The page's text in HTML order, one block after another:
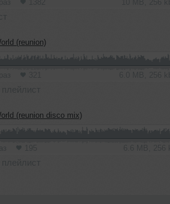
(reunion)
(reunion disco mix)